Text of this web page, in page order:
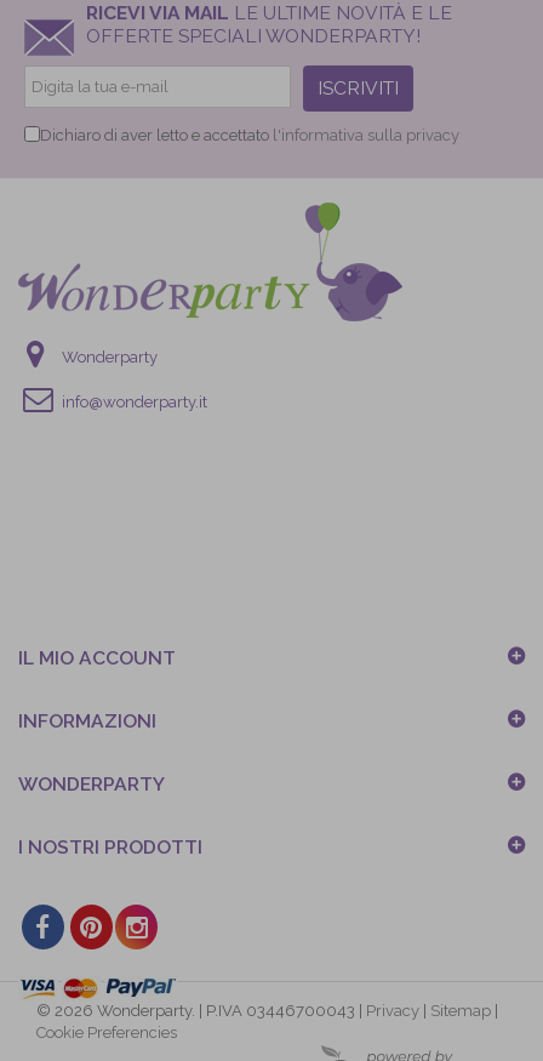
RICEVI VIA MAIL LE ULTIME NOVITÀ E LE
OFFERTE SPECIALI WONDERPARTY!
ISCRIVITI
Dichiaro di aver letto e accettato l'informativa sulla privacy
Wonderparty
info@wonderparty.it
IL MIO ACCOUNT
INFORMAZIONI
WONDERPARTY
I NOSTRI PRODOTTI
© 2026 Wonderparty. | P.IVA 03446700043 | Privacy Sitemap
Cookie Preferencies